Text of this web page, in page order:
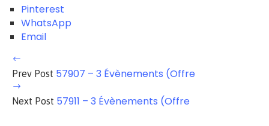
Pinterest
WhatsApp
Email
Prev Post 57907 – 3 Évènements (Offre
Next Post 57911 – 3 Évènements (Offre